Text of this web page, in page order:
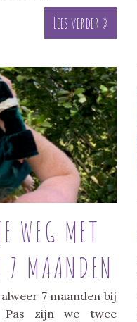
Lees verder »
WEG MET
7 MAANDEN
7 maanden bij
zijn we twee